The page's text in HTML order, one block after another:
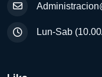
Lun-Sab